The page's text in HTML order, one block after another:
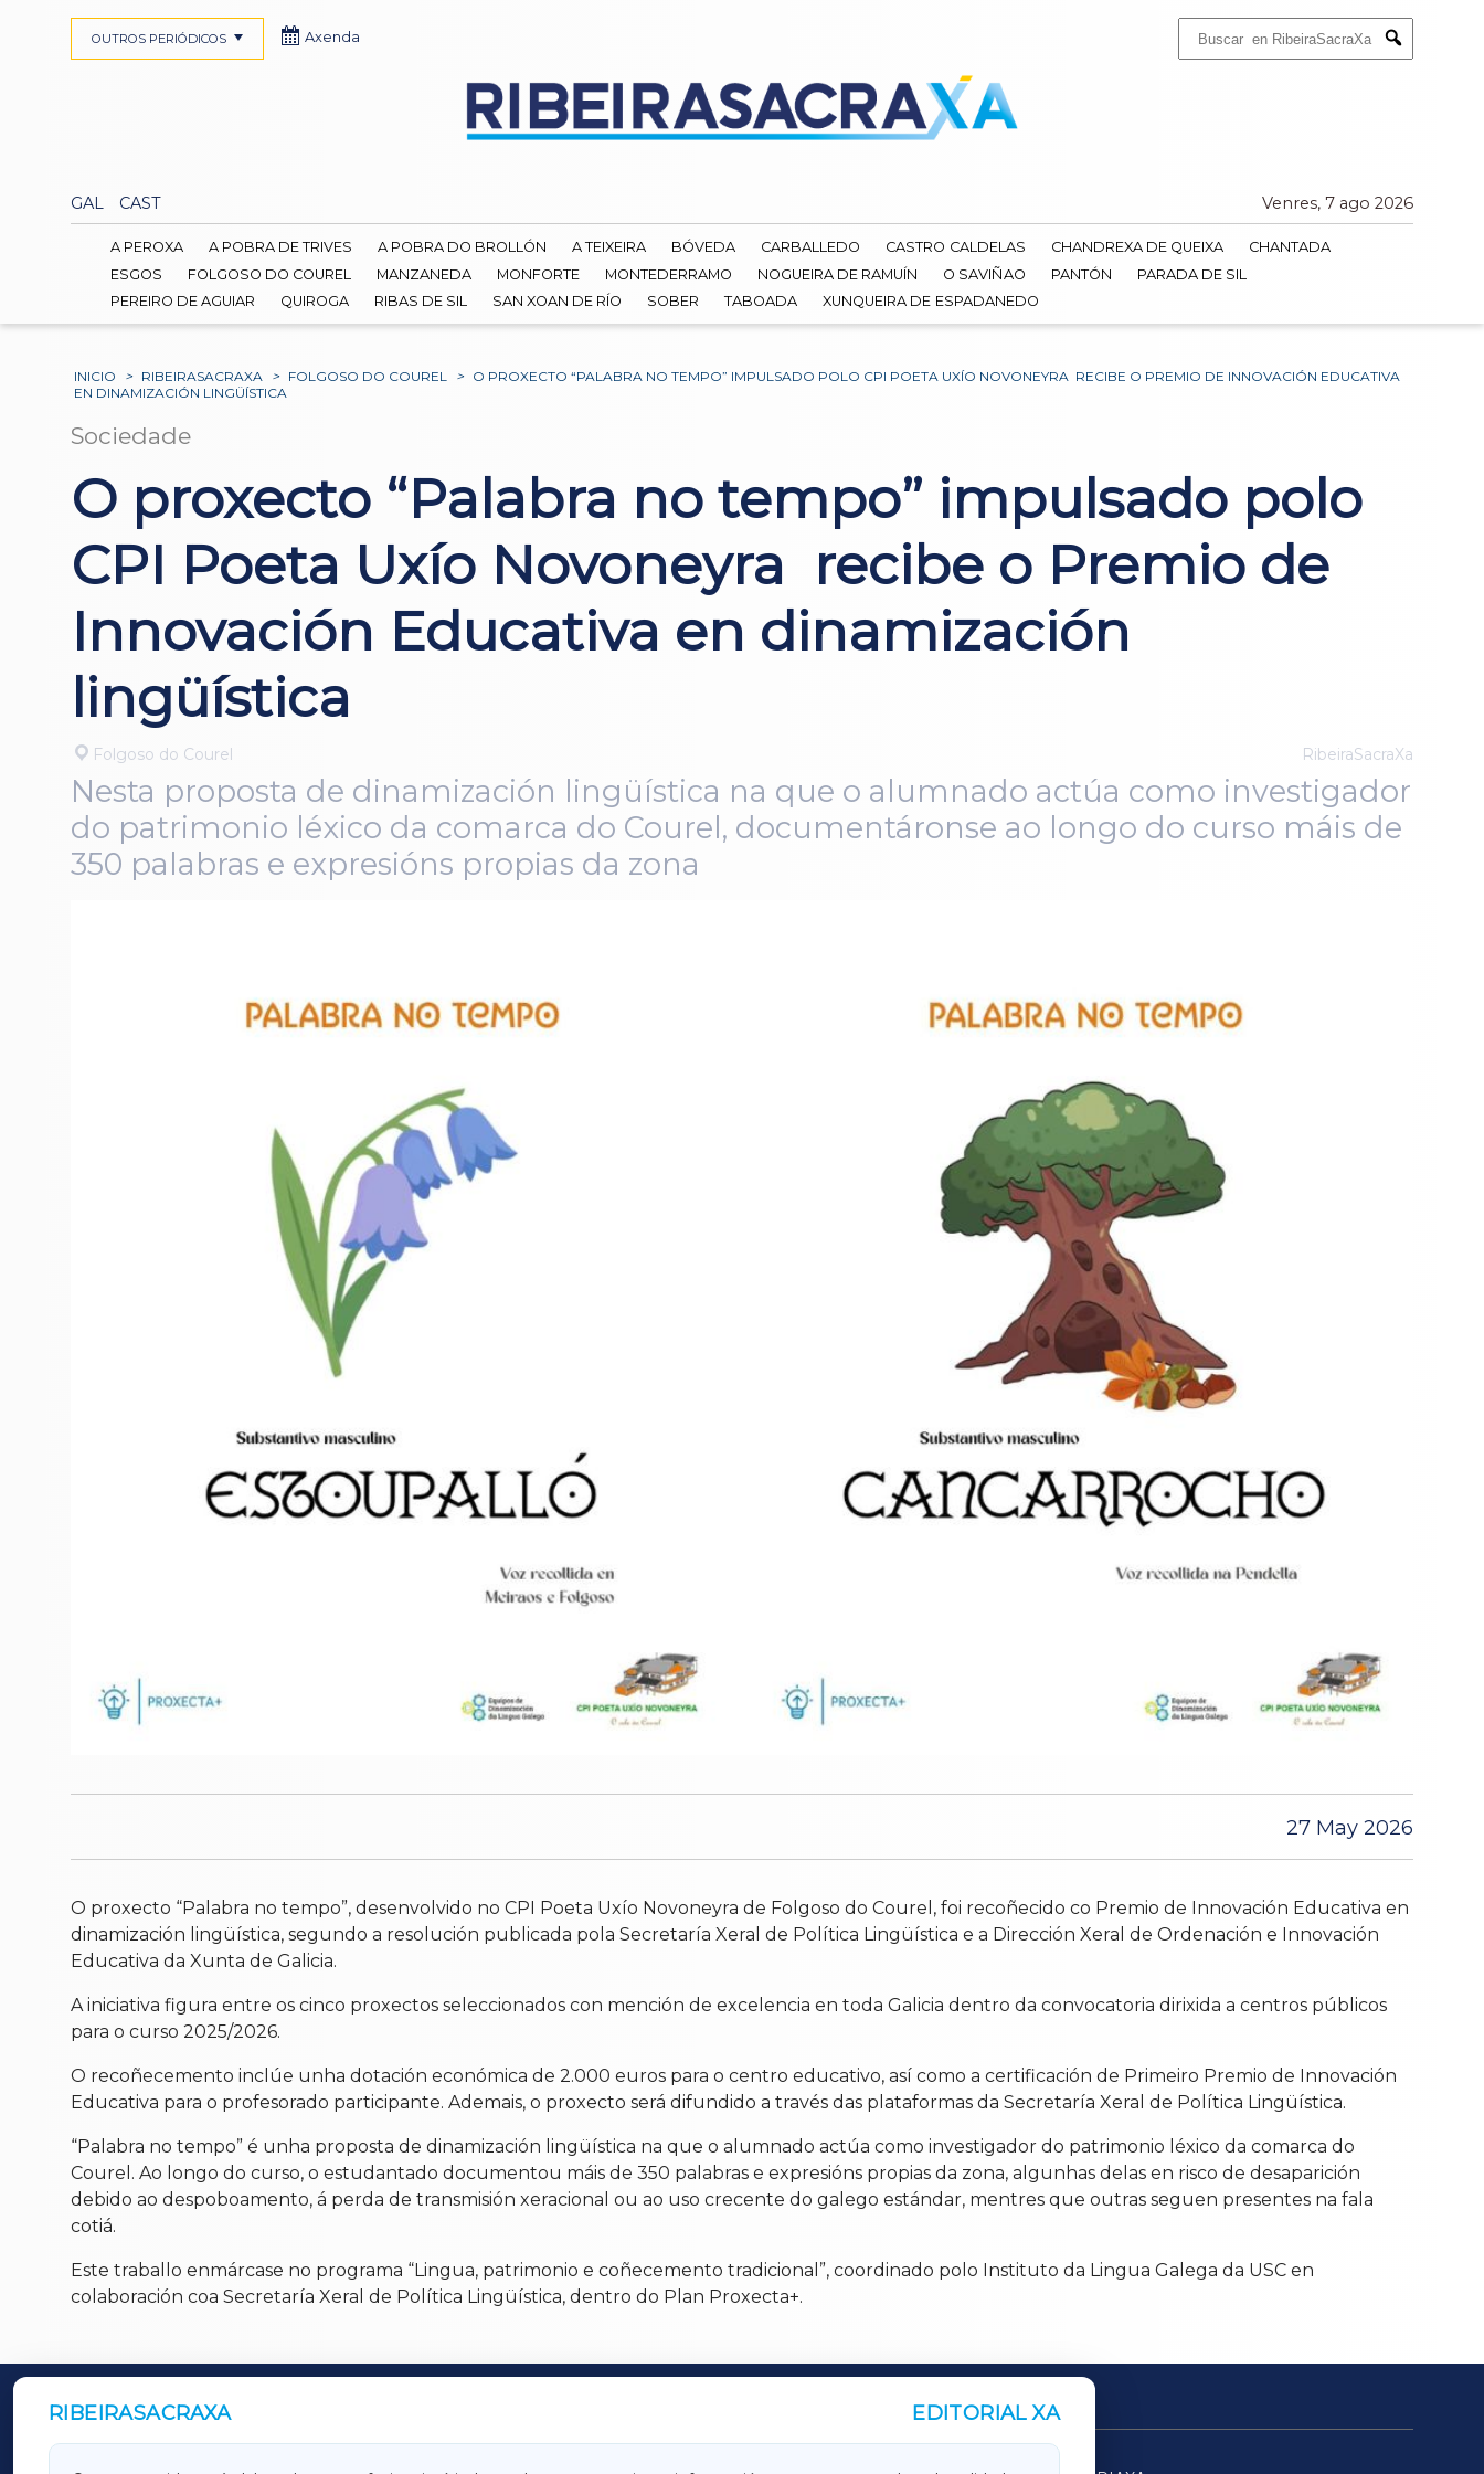
Submit
GAL CAST Venres, 7 ago 2026
OUTROS PERIÓDICOS Axenda
A PEROXA A POBRA DE TRIVES A POBRA DO BROLLÓN A TEIXEIRA BÓVEDA CARBALLEDO CASTRO CALDELAS CHANDREXA DE QUEIXA
CHANTADA
ESGOS
FOLGOSO DO COUREL MANZANEDA MONFORTE MONTEDERRAMO NOGUEIRA DE RAMUÍN O SAVIÑAO PANTÓN
PARADA DE SIL
PEREIRO DE AGUIAR
QUIROGA RIBAS DE SIL SAN XOAN DE RÍO SOBER TABOADA XUNQUEIRA DE ESPADANEDO
INICIO > RIBEIRASACRAXA > FOLGOSO DO COUREL > O PROXECTO “PALABRA NO TEMPO” IMPULSADO POLO CPI POETA UXÍO NOVONEYRA RECIBE O PREMIO DE INNOVACIÓN EDUCATIVA
EN DINAMIZACIÓN LINGÜÍSTICA
Sociedade
O proxecto “Palabra no tempo” impulsado polo
CPI Poeta Uxío Novoneyra recibe o Premio de
Innovación Educativa en dinamización
lingüística
Folgoso do Courel RibeiraSacraXa
Nesta proposta de dinamización lingüística na que o alumnado actúa como investigador
do patrimonio léxico da comarca do Courel, documentáronse ao longo do curso máis de
350 palabras e expresións propias da zona
27 May 2026
O proxecto “Palabra no tempo”, desenvolvido no CPI Poeta Uxío Novoneyra de Folgoso do Courel, foi recoñecido co Premio de Innovación Educativa en
dinamización lingüística, segundo a resolución publicada pola Secretaría Xeral de Política Lingüística e a Dirección Xeral de Ordenación e Innovación
Educativa da Xunta de Galicia.
A iniciativa figura entre os cinco proxectos seleccionados con mención de excelencia en toda Galicia dentro da convocatoria dirixida a centros públicos
para o curso 2025/2026.
O recoñecemento inclúe unha dotación económica de 2.000 euros para o centro educativo, así como a certificación de Primeiro Premio de Innovación
Educativa para o profesorado participante. Ademais, o proxecto será difundido a través das plataformas da Secretaría Xeral de Política Lingüística.
“Palabra no tempo” é unha proposta de dinamización lingüística na que o alumnado actúa como investigador do patrimonio léxico da comarca do
Courel. Ao longo do curso, o estudantado documentou máis de 350 palabras e expresións propias da zona, algunhas delas en risco de desaparición
debido ao despoboamento, á perda de transmisión xeracional ou ao uso crecente do galego estándar, mentres que outras seguen presentes na fala
cotiá.
Este traballo enmárcase no programa “Lingua, patrimonio e coñecemento tradicional”, coordinado polo Instituto da Lingua Galega da USC en
colaboración coa Secretaría Xeral de Política Lingüística, dentro do Plan Proxecta+.
RIBEIRASACRAXA EDITORIAL XA
OUTROS PERIÓDICOS